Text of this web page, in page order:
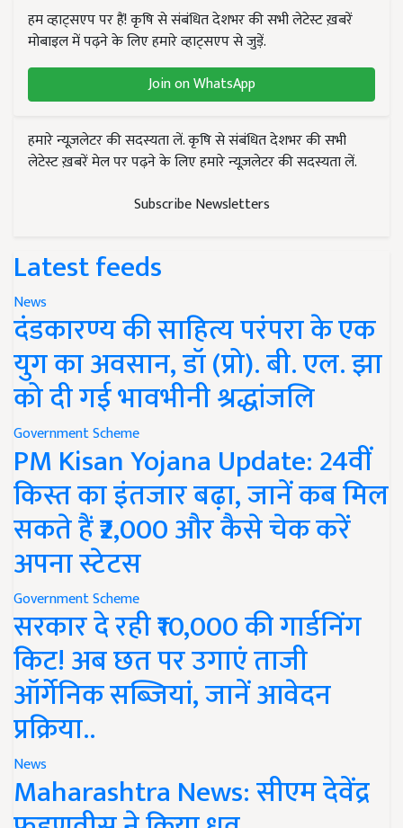
हम व्हाट्सएप पर हैं! कृषि से संबंधित देशभर की सभी लेटेस्ट ख़बरें
मोबाइल में पढ़ने के लिए हमारे व्हाट्सएप से जुड़ें.
Join on WhatsApp
हमारे न्यूज़लेटर की सदस्यता लें. कृषि से संबंधित देशभर की सभी
लेटेस्ट ख़बरें मेल पर पढ़ने के लिए हमारे न्यूज़लेटर की सदस्यता लें.
Subscribe Newsletters
Latest feeds
News
दंडकारण्य की साहित्य परंपरा के एक
युग का अवसान, डॉ (प्रो). बी. एल. झा
को दी गई भावभीनी श्रद्धांजलि
Government Scheme
PM Kisan Yojana Update: 24वीं
किस्त का इंतजार बढ़ा, जानें कब मिल
सकते हैं ₹2,000 और कैसे चेक करें
अपना स्टेटस
Government Scheme
सरकार दे रही ₹10,000 की गार्डनिंग
किट! अब छत पर उगाएं ताजी
ऑर्गेनिक सब्जियां, जानें आवेदन
प्रक्रिया..
News
Maharashtra News: सीएम देवेंद्र